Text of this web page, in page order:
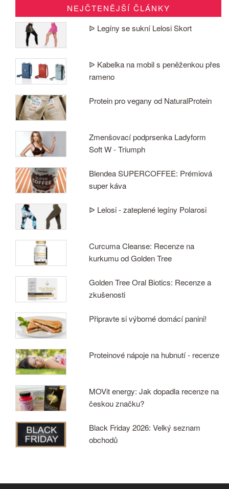
NEJČTENĚJŠÍ ČLÁNKY
ᐉ Legíny se sukní Lelosi Skort
ᐉ Kabelka na mobil s peněženkou přes
rameno
Protein pro vegany od NaturalProtein
Zmenšovací podprsenka Ladyform
Soft W - Triumph
Blendea SUPERCOFFEE: Prémiová
super káva
ᐉ Lelosi - zateplené legíny Polarosi
Curcuma Cleanse: Recenze na
kurkumu od Golden Tree
Golden Tree Oral Biotics: Recenze a
zkušenosti
Připravte si výborné domácí panini!
Proteinové nápoje na hubnutí - recenze
MOVit energy: Jak dopadla recenze na
českou značku?
Black Friday 2026: Velký seznam
obchodů